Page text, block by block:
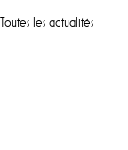
Toutes les actualités